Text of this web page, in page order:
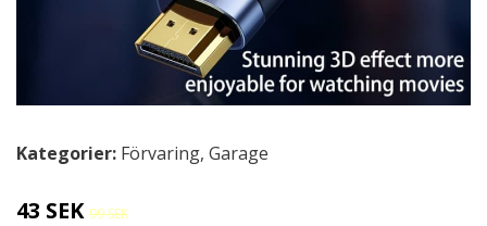
Kategorier: Förvaring, Garage
43 SEK 99 SEK